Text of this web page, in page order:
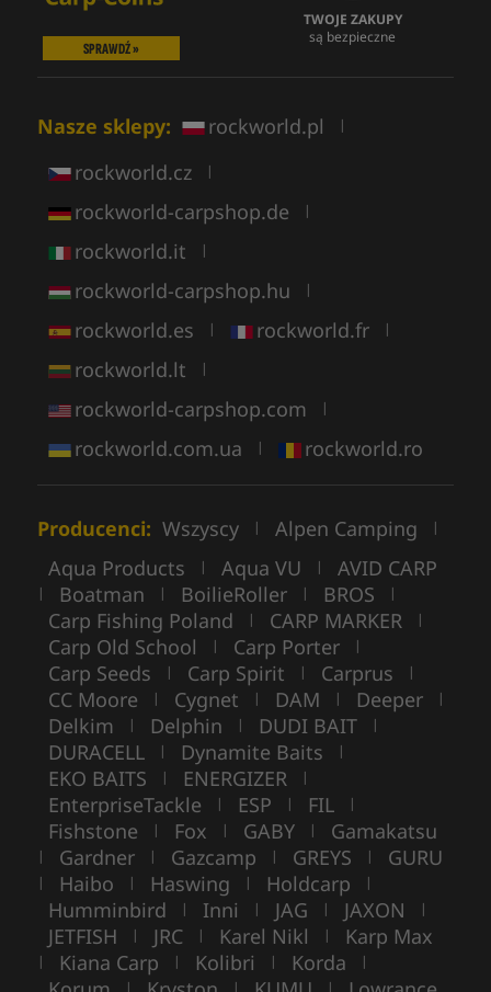
SPRAWDŹ »
TWOJE ZAKUPY
są bezpieczne
Nasze sklepy: rockworld.pl |
rockworld.cz |
rockworld-carpshop.de |
rockworld.it |
rockworld-carpshop.hu |
rockworld.es | rockworld.fr |
rockworld.lt |
rockworld-carpshop.com |
rockworld.com.ua | rockworld.ro
Producenci: Wszyscy | Alpen Camping |
Aqua Products | Aqua VU | AVID CARP
| Boatman | BoilieRoller | BROS |
Carp Fishing Poland | CARP MARKER |
Carp Old School | Carp Porter |
Carp Seeds | Carp Spirit | Carprus |
CC Moore | Cygnet | DAM | Deeper |
Delkim | Delphin | DUDI BAIT |
DURACELL | Dynamite Baits |
EKO BAITS | ENERGIZER |
EnterpriseTackle | ESP | FIL |
Fishstone | Fox | GABY | Gamakatsu
| Gardner | Gazcamp | GREYS | GURU
| Haibo | Haswing | Holdcarp |
Humminbird | Inni | JAG | JAXON |
JETFISH | JRC | Karel Nikl | Karp Max
| Kiana Carp | Kolibri | Korda |
| | |